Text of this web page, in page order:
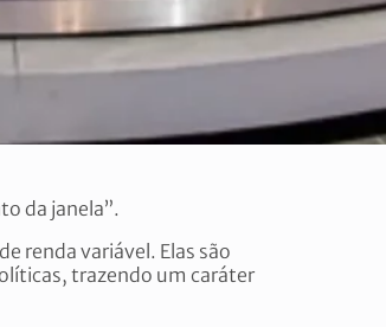
da janela”.
renda variável. Elas são
trazendo um caráter